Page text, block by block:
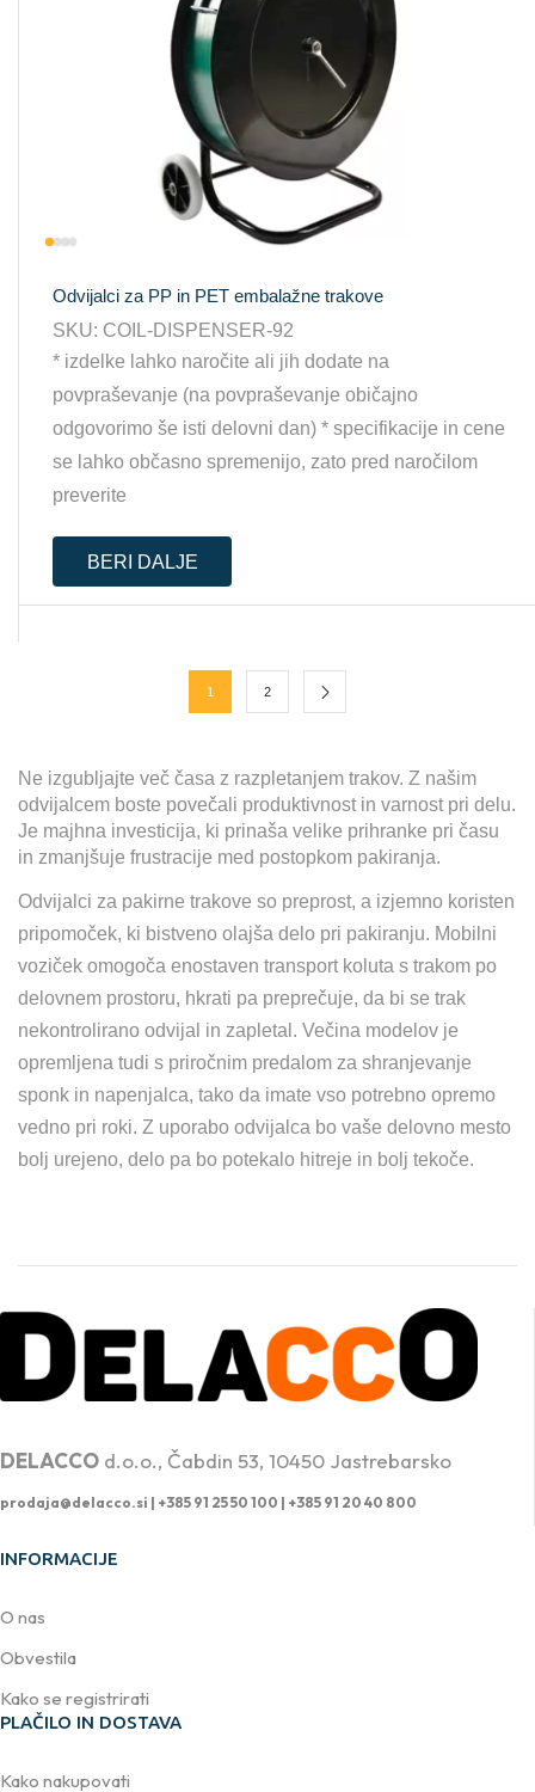
Odvijalci za PP in PET embalažne trakove
SKU: COIL-DISPENSER-92
* izdelke lahko naročite ali jih dodate na
povpraševanje (na povpraševanje običajno
odgovorimo še isti delovni dan) * specifikacije in cene
se lahko občasno spremenijo, zato pred naročilom
preverite
BERI DALJE
1 2
Ne izgubljajte več časa z razpletanjem trakov. Z našim
odvijalcem boste povečali produktivnost in varnost pri delu.
Je majhna investicija, ki prinaša velike prihranke pri času
in zmanjšuje frustracije med postopkom pakiranja.
Odvijalci za pakirne trakove so preprost, a izjemno koristen
pripomoček, ki bistveno olajša delo pri pakiranju. Mobilni
voziček omogoča enostaven transport koluta s trakom po
delovnem prostoru, hkrati pa preprečuje, da bi se trak
nekontrolirano odvijal in zapletal. Večina modelov je
opremljena tudi s priročnim predalom za shranjevanje
sponk in napenjalca, tako da imate vso potrebno opremo
vedno pri roki. Z uporabo odvijalca bo vaše delovno mesto
bolj urejeno, delo pa bo potekalo hitreje in bolj tekoče.
DELACCO d.o.o., Čabdin 53, 10450 Jastrebarsko
prodaja@delacco.si | +385 91 25 50 100 | +385 91 20 40 800
INFORMACIJE
O nas
Obvestila
Kako se registrirati
PLAČILO IN DOSTAVA
Kako nakupovati